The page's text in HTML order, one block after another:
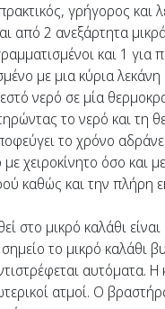
γρήγορος και
από 2 ανεξάρτητα
και 1 για
με μια κύρια
νερό σε μία
το νερό και τη
το χρόνο
με χειροκίνητο όσο και
καθώς και την πλήρη
στο μικρό καλάθι
το μικρό καλάθι
αυτόματα.
ατμοί. Ο